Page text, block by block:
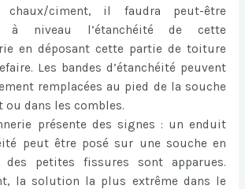
chaux/ciment, il faudra peut-être
à niveau l’étanchéité de cette
en déposant cette partie de toiture
Les bandes d’étanchéité peuvent
remplacées au pied de la souche
ou dans les combles.
présente des signes : un enduit
peut être posé sur une souche en
petites fissures sont apparues.
la solution la plus extrême dans le